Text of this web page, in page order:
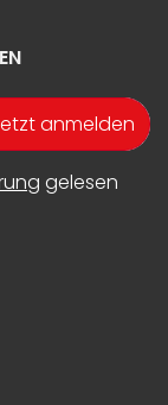
anmelden
gelesen